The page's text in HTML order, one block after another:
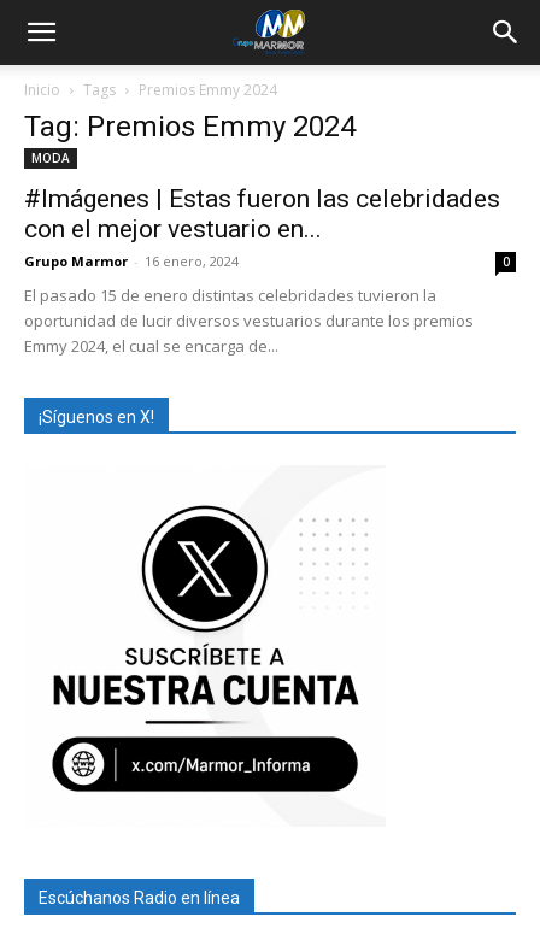
Inicio Tags Premios Emmy 2024
Tag: Premios Emmy 2024
MODA
#Imágenes | Estas fueron las celebridades
con el mejor vestuario en...
Grupo Marmor - 16 enero, 2024 0
El pasado 15 de enero distintas celebridades tuvieron la
oportunidad de lucir diversos vestuarios durante los premios
Emmy 2024, el cual se encarga de...
¡Síguenos en X!
Escúchanos Radio en línea